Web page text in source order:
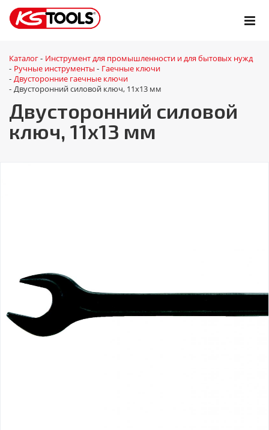
Каталог - Инструмент для промышленности и для бытовых нужд
- Ручные инструменты - Гаечные ключи
- Двусторонние гаечные ключи
- Двусторонний силовой ключ, 11x13 мм
Двусторонний силовой
ключ, 11x13 мм